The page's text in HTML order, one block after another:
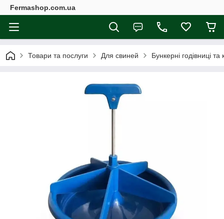
Fermashop.com.ua
Товари та послуги Для свиней Бункерні годівниці